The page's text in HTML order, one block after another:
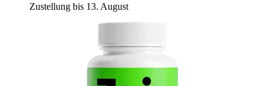
Zustellung bis 13. August